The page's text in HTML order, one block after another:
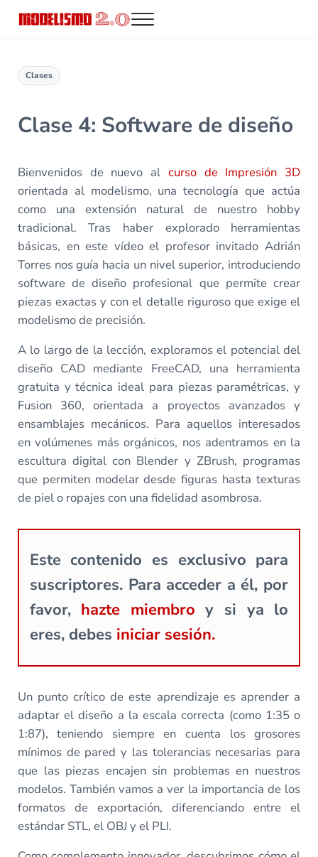
Menu
Clases
Clase 4: Software de diseño
Bienvenidos de nuevo al curso de Impresión 3D
orientada al modelismo, una tecnología que actúa
como una extensión natural de nuestro hobby
tradicional. Tras haber explorado herramientas
básicas, en este vídeo el profesor invitado Adrián
Torres nos guía hacia un nivel superior, introduciendo
software de diseño profesional que permite crear
piezas exactas y con el detalle riguroso que exige el
modelismo de precisión.
A lo largo de la lección, exploramos el potencial del
diseño CAD mediante FreeCAD, una herramienta
gratuita y técnica ideal para piezas paramétricas, y
Fusion 360, orientada a proyectos avanzados y
ensamblajes mecánicos. Para aquellos interesados
en volúmenes más orgánicos, nos adentramos en la
escultura digital con Blender y ZBrush, programas
que permiten modelar desde figuras hasta texturas
de piel o ropajes con una fidelidad asombrosa.
Este contenido es exclusivo para
suscriptores. Para acceder a él, por
favor, hazte miembro y si ya lo
eres, debes iniciar sesión.
Un punto crítico de este aprendizaje es aprender a
adaptar el diseño a la escala correcta (como 1:35 o
1:87), teniendo siempre en cuenta los grosores
mínimos de pared y las tolerancias necesarias para
que las piezas encajen sin problemas en nuestros
modelos. También vamos a ver la importancia de los
formatos de exportación, diferenciando entre el
estándar STL, el OBJ y el PLI.